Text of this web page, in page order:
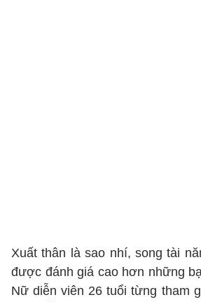
Xuất thân là sao nhí, song tài
được đánh giá cao hơn những
Nữ diễn viên 26 tuổi từng tham